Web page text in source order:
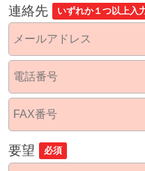
連絡先 いずれか１つ以上入
要望 必須